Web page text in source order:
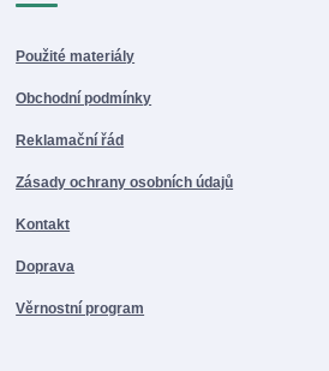
Použité materiály
Obchodní podmínky
Reklamační řád
Zásady ochrany osobních údajů
Kontakt
Doprava
Věrnostní program